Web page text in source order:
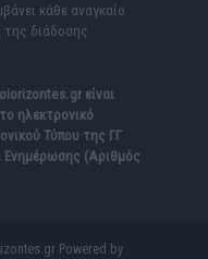
κάθε αναγκαίο
της διάδοσης
είναι
ηλεκτρονικό
Τύπου της ΓΓ
Ενημέρωσης (Αριθμός
Powered by